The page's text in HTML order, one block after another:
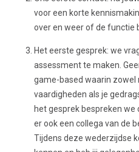
voor een korte
over en weer of de functie
Het eerste gesprek: we
assessment te maken.
game-based waarin zowel
vaardigheden als je
het gesprek bespreken
er ook een collega van de
Tijdens deze wederzijdse